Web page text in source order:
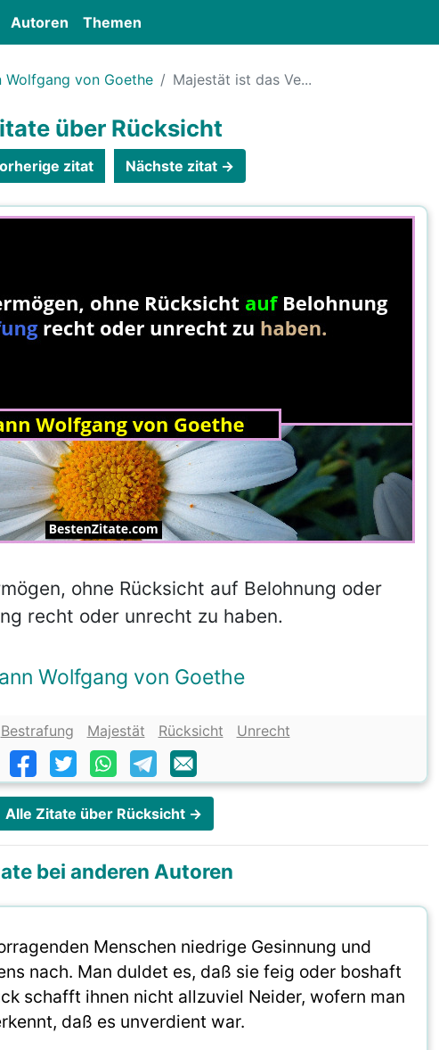
(current)
Autoren Themen
Wolfgang von Goethe Majestät ist das Ve...
über Rücksicht
zitat Nächste zitat →
ohne Rücksicht auf Belohnung oder
recht oder unrecht zu haben.
Wolfgang von Goethe
Bestrafung Majestät Rücksicht Unrecht
Alle Zitate über Rücksicht →
bei anderen Autoren
Menschen niedrige Gesinnung und
nach. Man duldet es, daß sie feig oder boshaft
schafft ihnen nicht allzuviel Neider, wofern man
daß es unverdient war.